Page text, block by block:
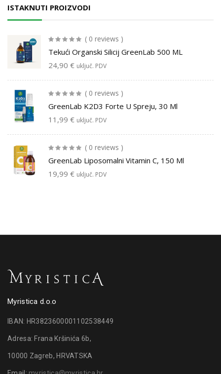
ISTAKNUTI PROIZVODI
( 0 reviews )
Tekući Organski Silicij GreenLab 500 ML
24,90 € uključ. PDV
( 0 reviews )
GreenLab K2D3 Forte U Spreju, 30 Ml
11,99 € uključ. PDV
( 0 reviews )
GreenLab Liposomalni Vitamin C, 150 Ml
19,99 € uključ. PDV
Myristica d.o.o
IBAN: HR3823600001102538449
Adresa: Frana Kršinića 6b,
10000 Zagreb, HRVATSKA